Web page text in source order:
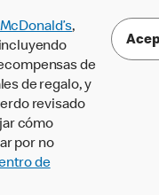
,
de
de regalo, y
revisado
cómo
por no
de